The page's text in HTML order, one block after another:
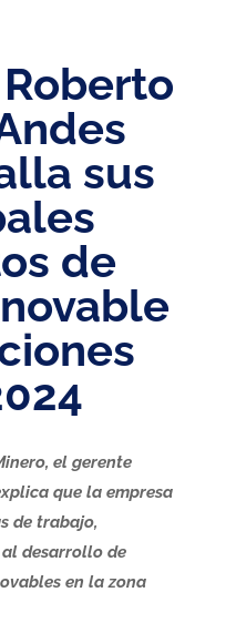
sus
de
el gerente
que la empresa
de trabajo,
desarrollo de
en la zona